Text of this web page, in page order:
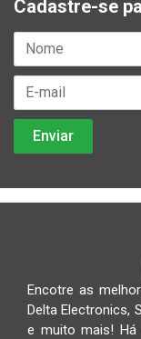
Cadastre-se
Encotre as
Delta Electronics,
e muito mais!